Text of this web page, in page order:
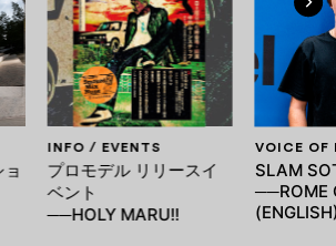
INFO / EVENTS
プロモデル リリースイ
ベント
──HOLY MARU!!
VOICE OF
SLAM
──ROME